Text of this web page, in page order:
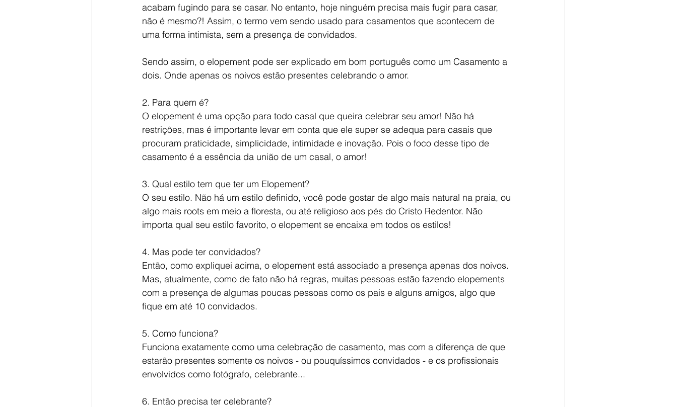
acabam fugindo para se casar. No entanto, hoje ninguém precisa mais fugir para casar,
não é mesmo?! Assim, o termo vem sendo usado para casamentos que acontecem de
uma forma intimista, sem a presença de convidados.
Sendo assim, o elopement pode ser explicado em bom português como um Casamento a
dois. Onde apenas os noivos estão presentes celebrando o amor.
2. Para quem é?
O elopement é uma opção para todo casal que queira celebrar seu amor! Não há
restrições, mas é importante levar em conta que ele super se adequa para casais que
procuram praticidade, simplicidade, intimidade e inovação. Pois o foco desse tipo de
casamento é a essência da união de um casal, o amor!
3. Qual estilo tem que ter um Elopement?
O seu estilo. Não há um estilo definido, você pode gostar de algo mais natural na praia, ou
algo mais roots em meio a floresta, ou até religioso aos pés do Cristo Redentor. Não
importa qual seu estilo favorito, o elopement se encaixa em todos os estilos!
4. Mas pode ter convidados?
Então, como expliquei acima, o elopement está associado a presença apenas dos noivos.
Mas, atualmente, como de fato não há regras, muitas pessoas estão fazendo elopements
com a presença de algumas poucas pessoas como os pais e alguns amigos, algo que
fique em até 10 convidados.
5. Como funciona?
Funciona exatamente como uma celebração de casamento, mas com a diferença de que
estarão presentes somente os noivos - ou pouquíssimos convidados - e os profissionais
envolvidos como fotógrafo, celebrante...
6. Então precisa ter celebrante?